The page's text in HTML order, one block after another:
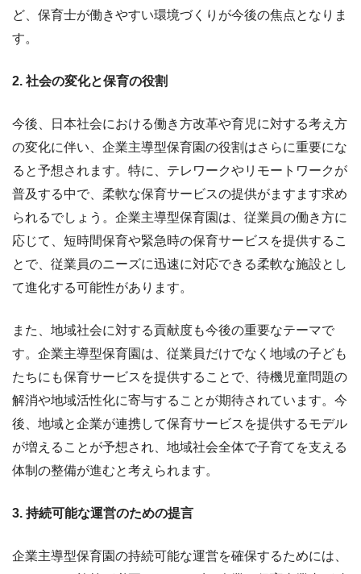
ど、保育士が働きやすい環境づくりが今後の焦点となりま
す。
2. 社会の変化と保育の役割
今後、日本社会における働き方改革や育児に対する考え方
の変化に伴い、企業主導型保育園の役割はさらに重要にな
ると予想されます。特に、テレワークやリモートワークが
普及する中で、柔軟な保育サービスの提供がますます求め
られるでしょう。企業主導型保育園は、従業員の働き方に
応じて、短時間保育や緊急時の保育サービスを提供するこ
とで、従業員のニーズに迅速に対応できる柔軟な施設とし
て進化する可能性があります。
また、地域社会に対する貢献度も今後の重要なテーマで
す。企業主導型保育園は、従業員だけでなく地域の子ども
たちにも保育サービスを提供することで、待機児童問題の
解消や地域活性化に寄与することが期待されています。今
後、地域と企業が連携して保育サービスを提供するモデル
が増えることが予想され、地域社会全体で子育てを支える
体制の整備が進むと考えられます。
3. 持続可能な運営のための提言
企業主導型保育園の持続可能な運営を確保するためには、